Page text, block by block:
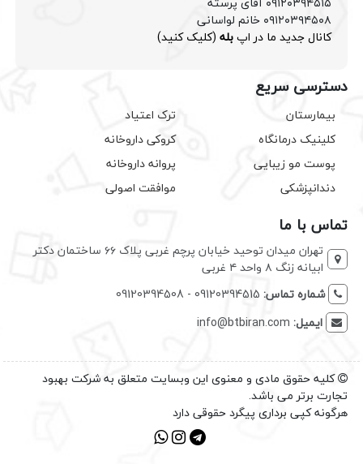
۰۹۱۲۰۳۹۴۵۰۸ خانم لواسانی
کانال جدید ما در اپبله (کلیک کنید)
دسترسی سریع
بیمارستان
کلینیک درمانگاه
پوست مو زیبایی
دندانپزشکی
ترک اعتیاد
کروکی داروخانه
پروانه داروخانه
موافقت اصولی
تماس با ما
تهران میدان توحید خیابان پرچم غربی پلاک ۶۶ ساختمان دکتر
ابیانه زنگ ۸ واحد ۴ غربی
شماره تماس: 09120394515 - 09120394508
ایمیل: info@btbiran.com
کلیه حقوق مادی و معنوی این وبسایت متعلق به شرکت بهبود
تجارت برتر می باشد.
هرگونه کپی برداری پیگرد حقوقی دارد